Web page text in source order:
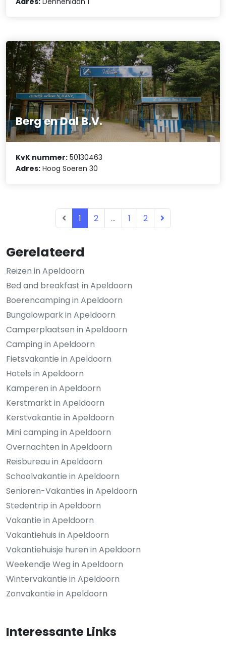
Gerelateerd
Reizen in Apeldoorn
Bed and breakfast in Apeldoorn
Boerencamping in Apeldoorn
Bungalowpark in Apeldoorn
Camperplaatsen in Apeldoorn
Camping in Apeldoorn
Fietsvakantie in Apeldoorn
Hotels in Apeldoorn
Kamperen in Apeldoorn
Kerstmarkt in Apeldoorn
Kerstvakantie in Apeldoorn
Mini camping in Apeldoorn
Overnachten in Apeldoorn
Reisbureau in Apeldoorn
Schoolvakantie in Apeldoorn
Senioren-Vakanties in Apeldoorn
Stedentrip in Apeldoorn
Vakantie in Apeldoorn
Vakantiehuis in Apeldoorn
Vakantiehuisje huren in Apeldoorn
Weekendje Weg in Apeldoorn
Wintervakantie in Apeldoorn
Zonvakantie in Apeldoorn
Interessante Links
Berg en Dal B.V.
KvK nummer: 50130463
Adres: Hoog Soeren 30
1 2 ... 1 2